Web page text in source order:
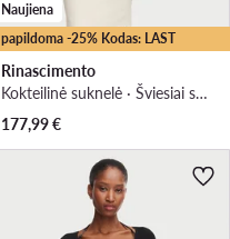
papildoma -25% Kodas: LAST
Naujiena
Rinascimento
Kokteilinė suknelė · Šviesiai smėlinė · Midi
177,99€